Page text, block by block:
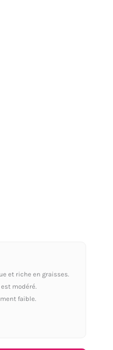
et riche en graisses.
modéré.
faible.